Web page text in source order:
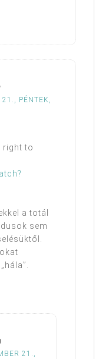
PÉNTEK,
right to
a totál
sem
21.,